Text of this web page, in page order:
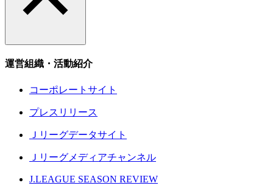
運営組織・活動紹介
コーポレートサイト
プレスリリース
Ｊリーグデータサイト
Ｊリーグメディアチャンネル
J.LEAGUE SEASON REVIEW